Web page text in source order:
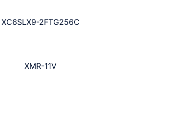
XC6SLX9-2FTG256C
XMR-11V